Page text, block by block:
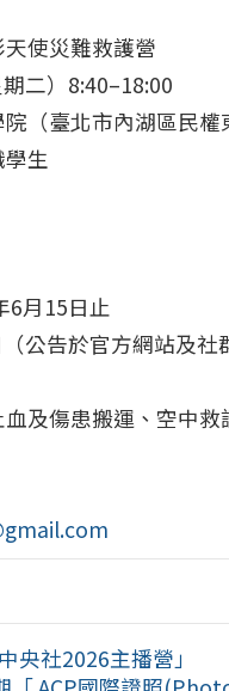
天使災難救護營
二）8:40–18:00
（臺北市內湖區民權
生
6月15日止
公告於官方網站及社
及傷患搬運、空中
央社2026主播營」